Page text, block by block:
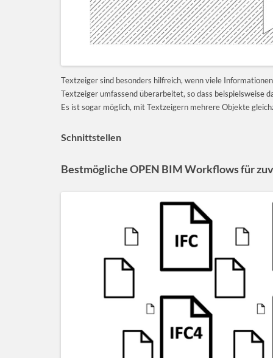
Textzeiger sind besonders hilfreich, wenn viele
Textzeiger umfassend überarbeitet, so dass beispielsweise
Es ist sogar möglich, mit Textzeigern mehrere Objekte
Schnittstellen
Bestmögliche OPEN BIM Workflows für